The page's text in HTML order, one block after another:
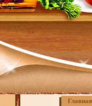
Главная